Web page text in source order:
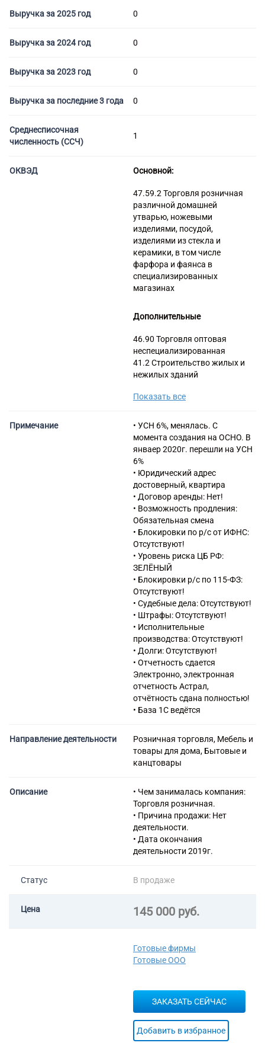
Выручка за 2025 год 0
Выручка за 2024 год 0
Выручка за 2023 год 0
Выручка за последние 3 года 0
Среднесписочная
численность (ССЧ)
1
ОКВЭД Основной:
47.59.2 Торговля розничная
различной домашней
утварью, ножевыми
изделиями, посудой,
изделиями из стекла и
керамики, в том числе
фарфора и фаянса в
специализированных
магазинах
Дополнительные
46.90 Торговля оптовая
неспециализированная
41.2 Строительство жилых и
нежилых зданий
строительной площадки
строительно-монтажных
работ
43.3 Работы строительные
отделочные
46.38.22 Торговля оптовая
кормами для домашних
животных
46.44.1 Торговля оптовая
изделиями из керамики и
стекла
47.76.2 Торговля розничная
домашними животными и
кормами для домашних
животных в
специализированных
магазинах
47.78 Торговля розничная
прочая в
специализированных
магазинах
Показать все
Примечание
• УСН 6%, менялась. С
момента создания на ОСНО. В
янваер 2020г. перешли на УСН
6%
• Юридический адрес
достоверный, квартира
• Договор аренды: Нет!
• Возможность продления:
Обязательная смена
• Блокировки по р/с от ИФНС:
Отсутствуют!
• Уровень риска ЦБ РФ:
ЗЕЛЁНЫЙ
• Блокировки р/с по 115-ФЗ:
Отсутствуют!
• Судебные дела: Отсутствуют!
• Штрафы: Отсутствуют!
• Исполнительные
производства: Отсутствуют!
• Долги: Отсутствуют!
• Отчетность сдается
Электронно, электронная
отчетность Астрал,
отчётность сдана полностью!
• База 1С ведётся
Направление деятельности
Розничная торговля, Мебель и
товары для дома, Бытовые и
канцтовары
Описание
• Чем занималась компания:
Торговля розничная.
• Причина продажи: Нет
деятельности.
• Дата окончания
деятельности 2019г.
Статус В продаже
Цена 145 000 руб.
Готовые фирмы
Готовые ООО
ЗАКАЗАТЬ СЕЙЧАС
Добавить в избранное